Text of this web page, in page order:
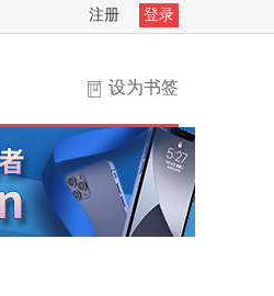
注册 登录
设为书签